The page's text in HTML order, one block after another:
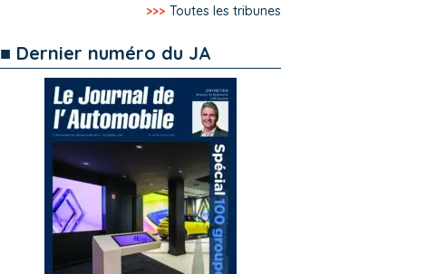
>>> Toutes les tribunes
■ Dernier numéro du JA